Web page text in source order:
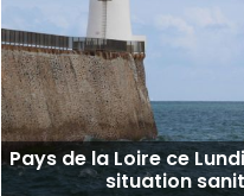
Pays de la Loire ce
situation